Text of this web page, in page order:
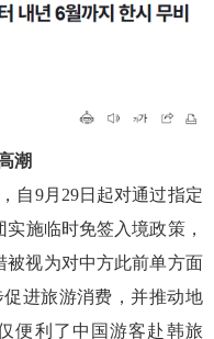
潮
自9月29日起对通过指定
施临时免签入境政策，
被视为对中方此前单方面
进旅游消费，并推动地
便利了中国游客赴韩旅